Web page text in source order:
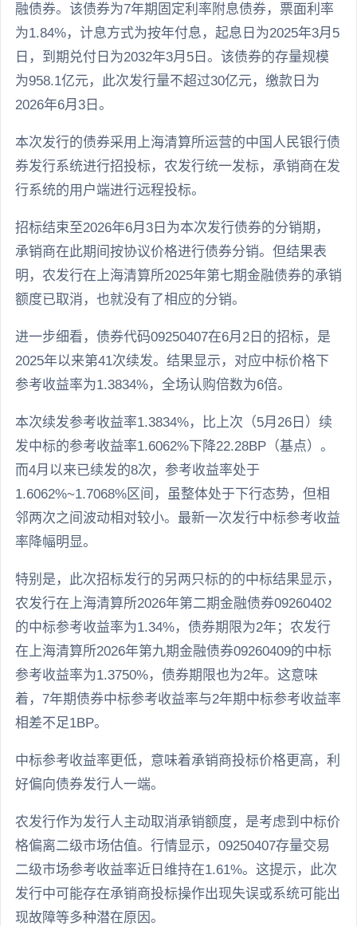
融债券。该债券为7年期固定利率附息债券，票面利率
为1.84%，计息方式为按年付息，起息日为2025年3月5
日，到期兑付日为2032年3月5日。该债券的存量规模
为958.1亿元，此次发行量不超过30亿元，缴款日为
2026年6月3日。
本次发行的债券采用上海清算所运营的中国人民银行债
券发行系统进行招投标，农发行统一发标，承销商在发
行系统的用户端进行远程投标。
招标结束至2026年6月3日为本次发行债券的分销期，
承销商在此期间按协议价格进行债券分销。但结果表
明，农发行在上海清算所2025年第七期金融债券的承销
额度已取消，也就没有了相应的分销。
进一步细看，债券代码09250407在6月2日的招标，是
2025年以来第41次续发。结果显示，对应中标价格下
参考收益率为1.3834%，全场认购倍数为6倍。
本次续发参考收益率1.3834%，比上次（5月26日）续
发中标的参考收益率1.6062%下降22.28BP（基点）。
而4月以来已续发的8次，参考收益率处于
1.6062%~1.7068%区间，虽整体处于下行态势，但相
邻两次之间波动相对较小。最新一次发行中标参考收益
率降幅明显。
特别是，此次招标发行的另两只标的的中标结果显示，
农发行在上海清算所2026年第二期金融债券09260402
的中标参考收益率为1.34%，债券期限为2年；农发行
在上海清算所2026年第九期金融债券09260409的中标
参考收益率为1.3750%，债券期限也为2年。这意味
着，7年期债券中标参考收益率与2年期中标参考收益率
相差不足1BP。
中标参考收益率更低，意味着承销商投标价格更高，利
好偏向债券发行人一端。
农发行作为发行人主动取消承销额度，是考虑到中标价
格偏离二级市场估值。行情显示，09250407存量交易
二级市场参考收益率近日维持在1.61%。这提示，此次
发行中可能存在承销商投标操作出现失误或系统可能出
现故障等多种潜在原因。